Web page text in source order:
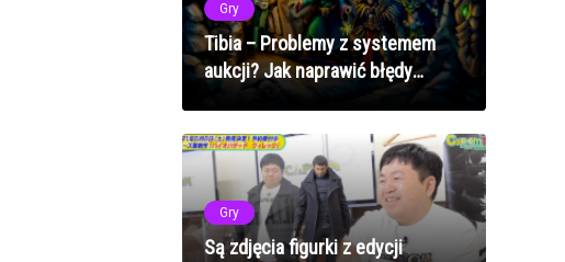
Gry
Tibia – Problemy z systemem
aukcji? Jak naprawić błędy
Gry
Są zdjęcia figurki z edycji